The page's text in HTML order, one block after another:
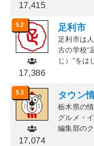
17,415
52
17,386
足利市
足利市は
古の学校“
じ）”をは
53
17,074
タウン
栃木県の
グルメ・
編集部の